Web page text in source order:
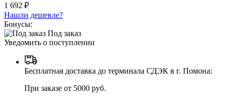
1 692 ₽
Нашли дешевле?
Бонусы:
Под заказ
Уведомить о поступлении
Бесплатная доставка до терминала СДЭК в г. Помона:
При заказе от 5000 руб.